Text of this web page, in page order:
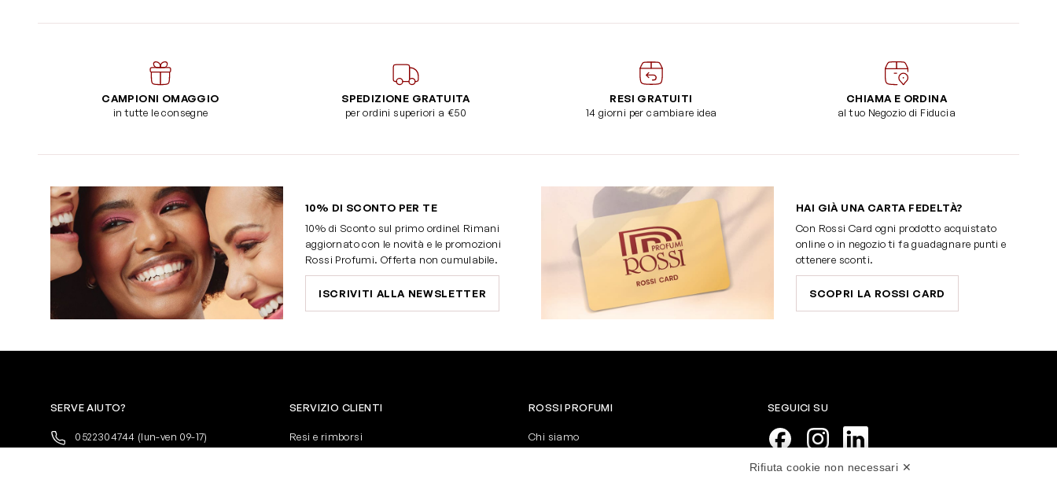
CAMPIONI OMAGGIO
in tutte le consegne
SPEDIZIONE GRATUITA
per ordini superiori a €50
RESI GRATUITI
14 giorni per cambiare idea
CHIAMA E ORDINA
al tuo Negozio di Fiducia
10% DI SCONTO PER TE
10% di Sconto sul primo ordine! Rimani
aggiornato con le novità e le promozioni
Rossi Profumi. Offerta non cumulabile.
ISCRIVITI ALLA NEWSLETTER
HAI GIÀ UNA CARTA FEDELTÀ?
Con Rossi Card ogni prodotto acquistato
online o in negozio ti fa guadagnare punti e
ottenere sconti.
SCOPRI LA ROSSI CARD
SERVE AIUTO?
0522304744 (lun-ven 09-17)
SEGUICI SU
SERVIZIO CLIENTI
Resi e rimborsi
ROSSI PROFUMI
Chi siamo
Rifiuta cookie non necessari ✕